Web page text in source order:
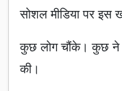
सोशल मीडिया पर इस
कुछ लोग चौंके। कुछ ने
की।